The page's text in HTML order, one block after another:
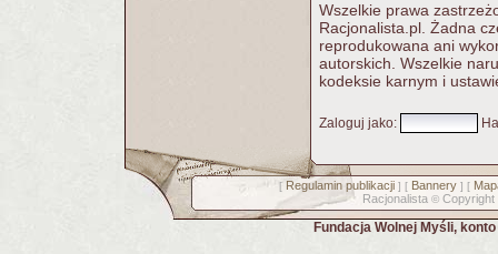
Wszelkie prawa
Racjonalista.pl. Żadna
reprodukowana ani
autorskich. Wszelkie
kodeksie karnym i
Zaloguj jako:
[ Regulamin publikacji] [ Bannery] [
Racjonalista © Copyright
Fundacja Wolnej Myśli,